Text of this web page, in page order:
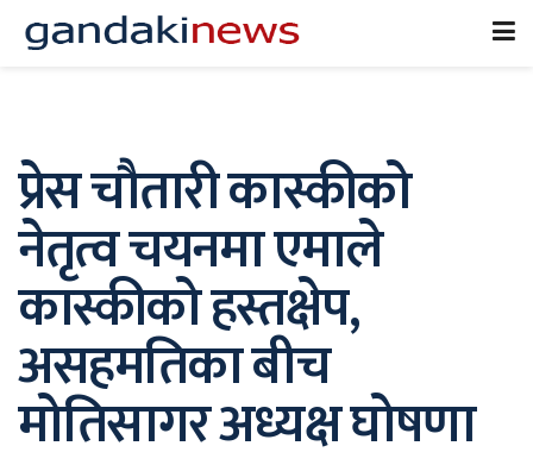
प्रेस चौतारी कास्कीको
नेतृत्व चयनमा एमाले
कास्कीको हस्तक्षेप,
असहमतिका बीच
मोतिसागर अध्यक्ष घोषणा